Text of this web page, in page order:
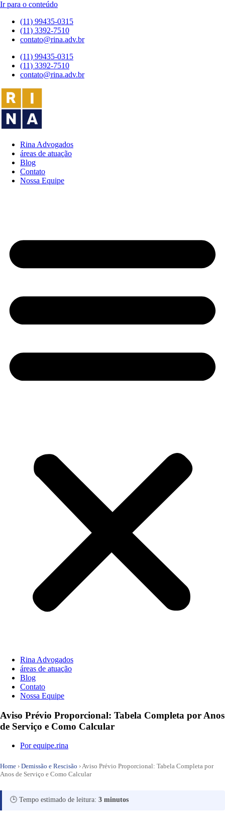
Ir para o conteúdo
(11) 99435-0315
(11) 3392-7510
contato@rina.adv.br
(11) 99435-0315
(11) 3392-7510
contato@rina.adv.br
Rina Advogados
áreas de atuação
Blog
Contato
Nossa Equipe
Rina Advogados
áreas de atuação
Blog
Contato
Nossa Equipe
Aviso Prévio Proporcional: Tabela Completa por Anos
de Serviço e Como Calcular
Porequipe.rina
Home › Demissão e Rescisão ›Aviso Prévio Proporcional: Tabela Completa por
Anos de Serviço e Como Calcular
🕒 Tempo estimado de leitura: 3 minutos